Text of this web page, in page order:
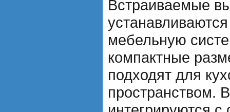
Встраиваемые
мебельную
компактные
подходят для
пространством.